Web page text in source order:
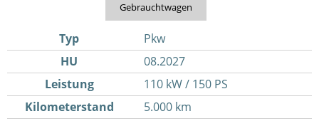
Gebrauchtwagen
Typ
Pkw
HU
08.2027
Leistung
110 kW / 150 PS
Kilometerstand
5.000 km